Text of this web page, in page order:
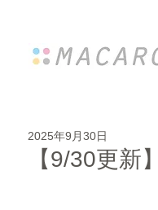
【9/30更
2025年9月30日